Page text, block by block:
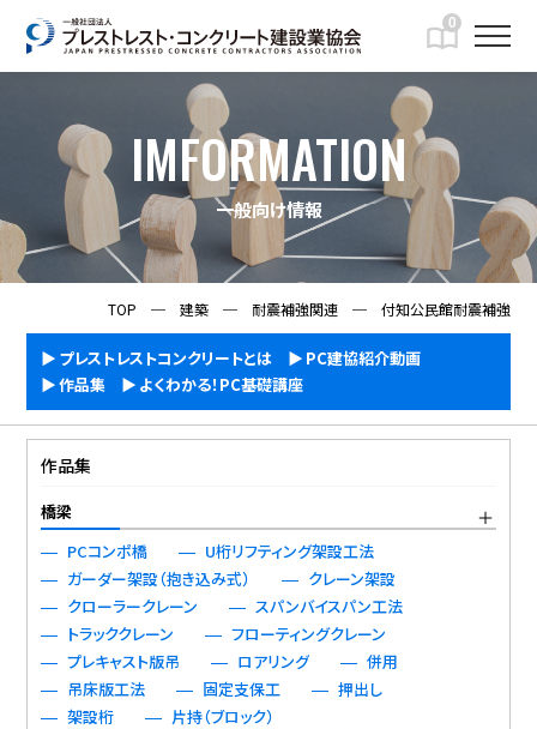
0
IMFORMATION
一般向け情報
TOP ─ 建築 ─ 耐震補強関連 ─ 付知公民館耐震補強
プレストレストコンクリートとは
PC建協紹介動画
作品集
よくわかる！PC基礎講座
作品集
橋梁
PCコンポ橋
U桁リフティング架設工法
ガーダー架設（抱き込み式）
クレーン架設
クローラークレーン
スパンバイスパン工法
トラッククレーン
フローティングクレーン
プレキャスト版吊
ロアリング
併用
吊床版工法
固定支保工
押出し
架設桁
片持（ブロック）